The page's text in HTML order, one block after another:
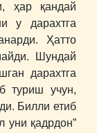
ҳар қандай
у дарахтга
Ҳатто
Шундай
дарахтга
туриш учун,
Билли етиб
уни қадрдон”